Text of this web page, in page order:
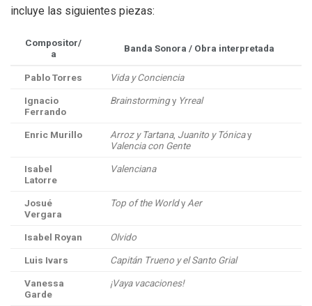
incluye las siguientes piezas:
Compositor/
a
Banda Sonora / Obra interpretada
Pablo Torres Vida y Conciencia
Ignacio
Ferrando
Brainstormingy Yrreal
Enric Murillo Arroz y Tartana, Juanito y Tónicay
Valencia con Gente
Isabel
Latorre
Valenciana
Josué
Vergara
Top of the Worldy Aer
Isabel Royan Olvido
Luis Ivars Capitán Trueno y el Santo Grial
Vanessa
Garde
¡Vaya vacaciones!